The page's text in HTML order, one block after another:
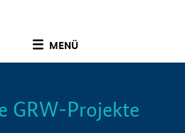
MENÜ
Info
GRW-Projekte